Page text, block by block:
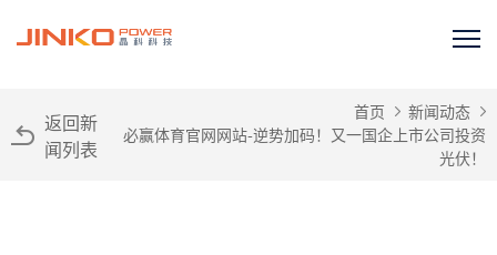
返回新
闻列表
首页
新闻动态
必赢体育官网网站-逆势加码！又一国企上市公司投资
光伏！